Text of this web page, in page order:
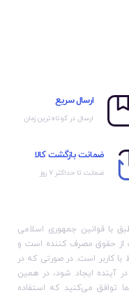
ارسال سریع
ارسال در کوتاه‌ترین زمان
ضمانت بازگشت کالا
ضمانت تا حداکثر ۷ روز
با قوانین جمهوری اسلامی
از حقوق مصرف کننده است و
با کاربر است. در صورتی که در
آینده ایجاد شود، در همین
می‏‌کنید که استفاده